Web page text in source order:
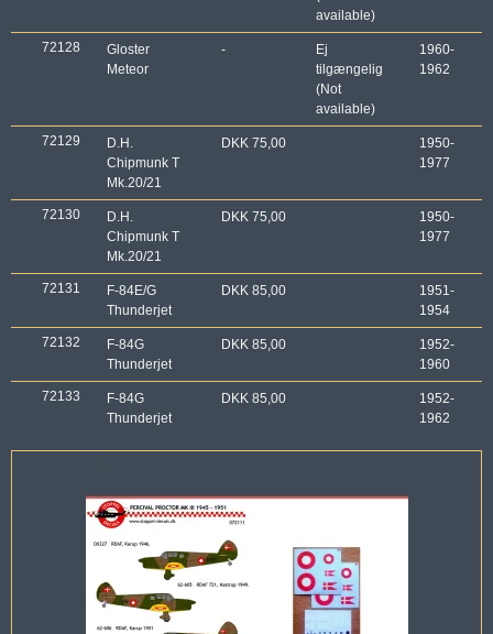
available)
72128
Gloster
Meteor
-
Ej
tilgængelig
(Not
available)
1960-
1962
72129
D.H.
Chipmunk T
Mk.20/21
DKK 75,00
1950-
1977
72130
D.H.
Chipmunk T
Mk.20/21
DKK 75,00
1950-
1977
72131
F-84E/G
Thunderjet
DKK 85,00
1951-
1954
72132
F-84G
Thunderjet
DKK 85,00
1952-
1960
72133
F-84G
Thunderjet
DKK 85,00
1952-
1962